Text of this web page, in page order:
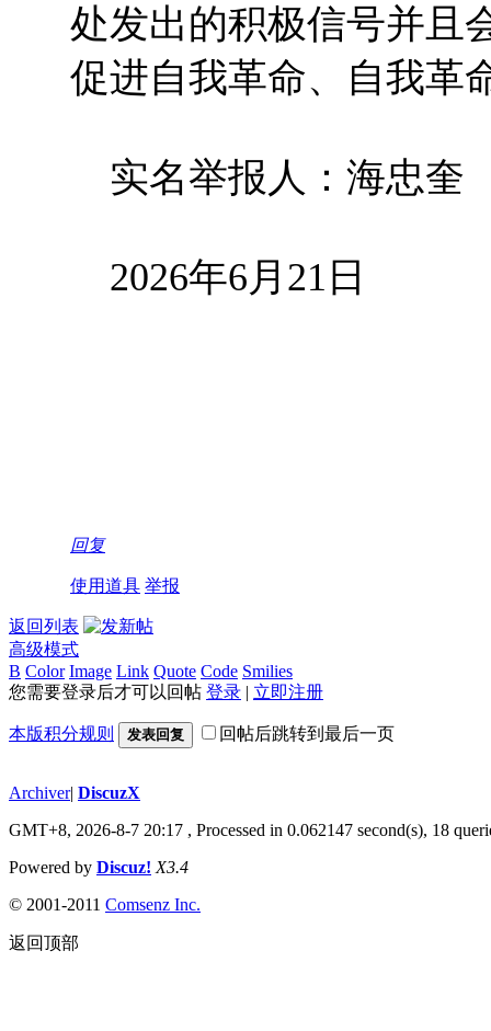
处发出的积极信号并且
促进自我革命、自我革
实名举报人：海忠奎
2026年6月21日
回复
使用道具 举报
返回列表
高级模式
B Color Image Link Quote Code Smilies
您需要登录后才可以回帖 登录 | 立即注册
本版积分规则 发表回复 回帖后跳转到最后一页
Archiver| DiscuzX
GMT+8, 2026-8-7 20:17 , Processed in 0.062147 second(s), 18
Powered by Discuz! X3.4
© 2001-2011 Comsenz Inc.
返回顶部